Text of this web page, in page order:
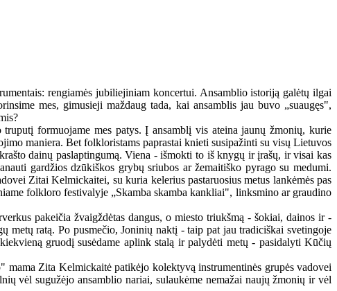
rengiamės jubiliejiniam koncertui. Ansamblio istoriją galėtų ilgai
mes, gimusieji maždaug tada, kai ansamblis jau buvo „suaugęs",
formuojame mes patys. Į ansamblį vis ateina jaunų žmonių, kurie
maniera. Bet folkloristams paprastai knieti susipažinti su visų Lietuvos
dainų paslaptingumą. Viena - išmokti to iš knygų ir įrašų, ir visai kas
gardžios dzūkiškos grybų sriubos ar žemaitiško pyrago su medumi.
Zitai Kelmickaitei, su kuria kelerius pastaruosius metus lankėmės pas
folkloro festivalyje „Skamba skamba kankliai", linksmino ar graudino
pakeičia žvaigždėtas dangus, o miesto triukšmą - šokiai, dainos ir -
metų ratą. Po pusmečio, Joninių naktį - taip pat jau tradiciškai svetingoje
gruodį susėdame aplink stalą ir palydėti metų - pasidalyti Kūčių
mama Zita Kelmickaitė patikėjo kolektyvą instrumentinės grupės vadovei
vėl sugužėjo ansamblio nariai, sulaukėme nemažai naujų žmonių ir vėl